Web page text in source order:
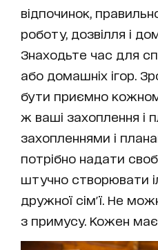
відпочинок,
роботу, дозвілля і
Знаходьте час для
або домашніх ігор.
бути приємно
ж ваші захоплення і
захопленнями і
потрібно надати
штучно створювати
дружної сім'ї. Не
з примусу. Кожен